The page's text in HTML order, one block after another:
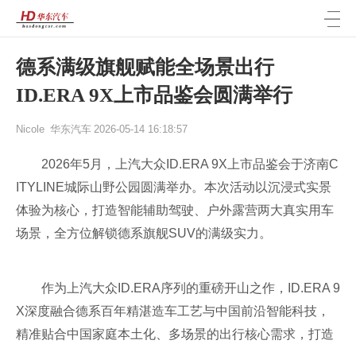
德系满级旗舰赋能全场景出行
ID.ERA 9X上市品鉴会圆满举行
Nicole 华东汽车 2026-05-14 16:18:57
2026年5月，上汽大众ID.ERA 9X上市品鉴会于济南C
ITYLINE城际山野公园圆满举办。本次活动以沉浸式实景
体验为核心，打造智能辅助驾驶、户外露营两大真实用车
场景，全方位解锁德系旗舰SUV的满级实力。
作为上汽大众ID.ERA序列的重磅开山之作，ID.ERA 9
X深度融合德系百年精湛造车工艺与中国前沿智能科技，
精准贴合中国家庭本土化、多场景的出行核心需求，打造